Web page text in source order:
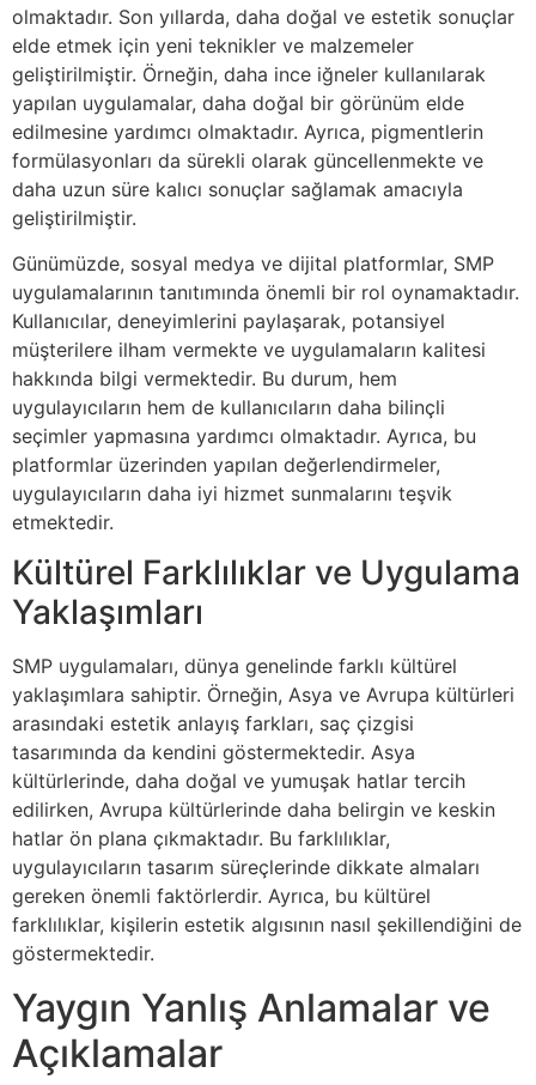
olmaktadır. Son yıllarda, daha doğal ve estetik sonuçlar
elde etmek için yeni teknikler ve malzemeler
geliştirilmiştir. Örneğin, daha ince iğneler kullanılarak
yapılan uygulamalar, daha doğal bir görünüm elde
edilmesine yardımcı olmaktadır. Ayrıca, pigmentlerin
formülasyonları da sürekli olarak güncellenmekte ve
daha uzun süre kalıcı sonuçlar sağlamak amacıyla
geliştirilmiştir.
Günümüzde, sosyal medya ve dijital platformlar, SMP
uygulamalarının tanıtımında önemli bir rol oynamaktadır.
Kullanıcılar, deneyimlerini paylaşarak, potansiyel
müşterilere ilham vermekte ve uygulamaların kalitesi
hakkında bilgi vermektedir. Bu durum, hem
uygulayıcıların hem de kullanıcıların daha bilinçli
seçimler yapmasına yardımcı olmaktadır. Ayrıca, bu
platformlar üzerinden yapılan değerlendirmeler,
uygulayıcıların daha iyi hizmet sunmalarını teşvik
etmektedir.
Kültürel Farklılıklar ve Uygulama
Yaklaşımları
SMP uygulamaları, dünya genelinde farklı kültürel
yaklaşımlara sahiptir. Örneğin, Asya ve Avrupa kültürleri
arasındaki estetik anlayış farkları, saç çizgisi
tasarımında da kendini göstermektedir. Asya
kültürlerinde, daha doğal ve yumuşak hatlar tercih
edilirken, Avrupa kültürlerinde daha belirgin ve keskin
hatlar ön plana çıkmaktadır. Bu farklılıklar,
uygulayıcıların tasarım süreçlerinde dikkate almaları
gereken önemli faktörlerdir. Ayrıca, bu kültürel
farklılıklar, kişilerin estetik algısının nasıl şekillendiğini de
göstermektedir.
Yaygın Yanlış Anlamalar ve
Açıklamalar